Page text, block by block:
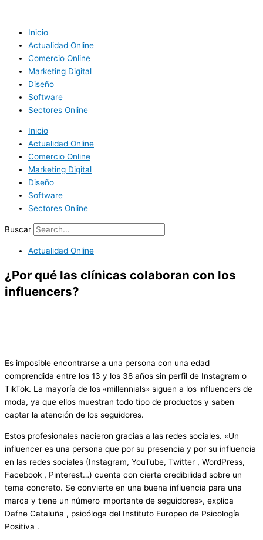
contenido
Inicio
Actualidad Online
Comercio Online
Marketing Digital
Diseño
Software
Sectores Online
Inicio
Actualidad Online
Comercio Online
Marketing Digital
Diseño
Software
Sectores Online
Buscar
Actualidad Online
¿Por qué las clínicas colaboran con los
influencers?
Es imposible encontrarse a una persona con una edad
comprendida entre los 13 y los 38 años sin perfil de Instagram o
TikTok. La mayoría de los «millennials» siguen a los influencers de
moda, ya que ellos muestran todo tipo de productos y saben
captar la atención de los seguidores.
Estos profesionales nacieron gracias a las redes sociales. «Un
influencer es una persona que por su presencia y por su influencia
en las redes sociales (Instagram, YouTube, Twitter , WordPress,
Facebook , Pinterest…) cuenta con cierta credibilidad sobre un
tema concreto. Se convierte en una buena influencia para una
marca y tiene un número importante de seguidores», explica
Dafne Cataluña , psicóloga del Instituto Europeo de Psicología
Positiva .